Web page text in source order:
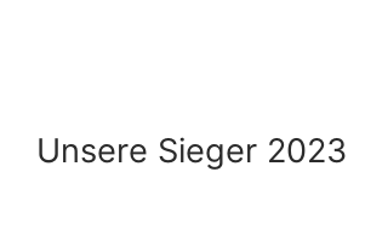
Unsere Sieger 2023